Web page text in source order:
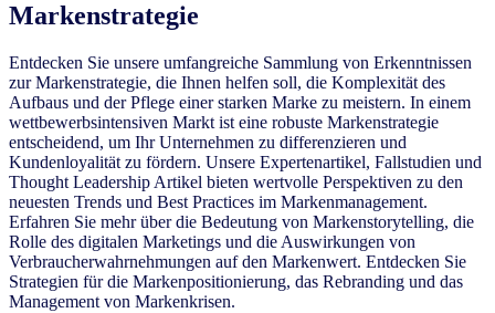
Markenstrategie
Entdecken Sie unsere umfangreiche Sammlung von Erkenntnissen
zur Markenstrategie, die Ihnen helfen soll, die Komplexität des
Aufbaus und der Pflege einer starken Marke zu meistern. In einem
wettbewerbsintensiven Markt ist eine robuste Markenstrategie
entscheidend, um Ihr Unternehmen zu differenzieren und
Kundenloyalität zu fördern. Unsere Expertenartikel, Fallstudien und
Thought Leadership Artikel bieten wertvolle Perspektiven zu den
neuesten Trends und Best Practices im Markenmanagement.
Erfahren Sie mehr über die Bedeutung von Markenstorytelling, die
Rolle des digitalen Marketings und die Auswirkungen von
Verbraucherwahrnehmungen auf den Markenwert. Entdecken Sie
Strategien für die Markenpositionierung, das Rebranding und das
Management von Markenkrisen.